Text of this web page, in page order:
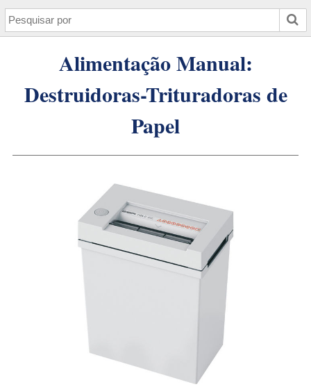
P
e
Alimentação Manual:
Destruidoras-Trituradoras de
Papel